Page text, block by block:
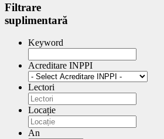
Filtrare
suplimentară
Keyword
Acreditare INPPI
Lectori
Locație
An